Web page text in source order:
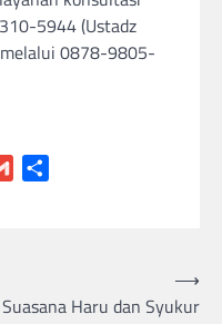
5944 (Ustadz
melalui 0878-9805-
Gmail
Suasana Haru dan Syukur
⟶